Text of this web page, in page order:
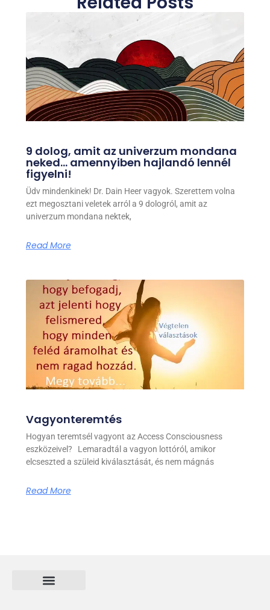
9 dolog, amit az univerzum mondana
neked… amennyiben hajlandó lennél
figyelni!
Üdv mindenkinek! Dr. Dain Heer vagyok. Szerettem volna
ezt megosztani veletek arról a 9 dologról, amit az
univerzum mondana nektek,
Read More
Vagyonteremtés
Hogyan teremtsél vagyont az Access Consciousness
eszközeivel? Lemaradtál a vagyon lottóról, amikor
elcseszted a szüleid kiválasztását, és nem mágnás
Read More